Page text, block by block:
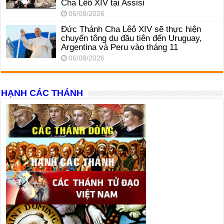
Cha Lêô XIV tại Assisi
06/08/2026
Đức Thánh Cha Lêô XIV sẽ thực hiện
chuyến tông du đầu tiên đến Uruguay,
Argentina và Peru vào tháng 11
06/08/2026
HẠNH CÁC THÁNH